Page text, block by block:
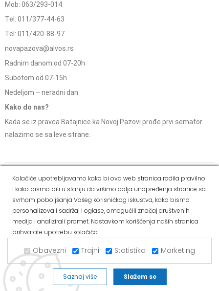
Mob: 063/293-014
Tel: 011/377-44-63
Tel: 011/420-88-97
novapazova@alvos.rs
Radnim danom od 07-20h
Subotom od 07-15h
Nedeljom – neradni dan
Kako do nas?
Kada se iz pravca Batajnice ka Novoj Pazovi prođe prvi semafor
nalazimo se sa leve strane.
Copyright © 2021 Alvos. All Rights Reserved.
Izrada internet prodavnice i SEO - Web Business Solutions
Dostava i
način
plaćanja
Politika
privatnosti
Kako
kupiti
Reklamacije i pravo
na odustajanje
Social Media
Kolačiće upotrebljavamo kako bi ova web stranica radila pravilno
i kako bismo bili u stanju da vršimo dalja unapređenja stranice sa
svrhom poboljšanja Vašeg korisničkog iskustva, kako bismo
personalizovali sadržaj i oglase, omogućili značaj društvenih
medija i analizirali promet. Nastavkom korišćenja naših stranica
prihvatate upotrebu kolačića.
Obavezni Trajni Statistika Marketing
Saznaj više Slažem se